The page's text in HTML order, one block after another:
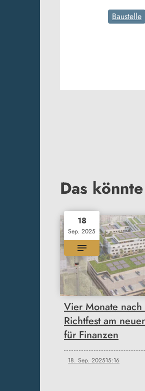
Baustelle
Das
18
Sep. 2025
Vier Monate
Richtfest am
für Finanzen
18. Sep. 202515:16